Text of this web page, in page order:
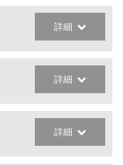
詳細
詳細
詳細